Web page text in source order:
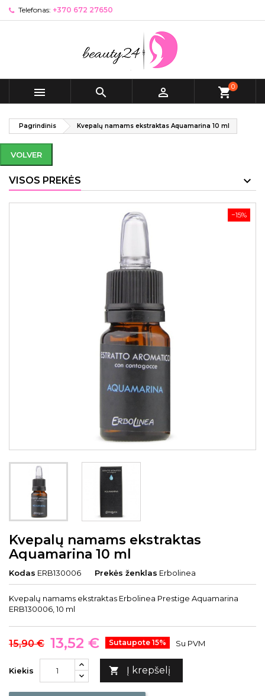
Telefonas: +370 672 27650
   shopping_cart0
Pagrindinis Kvepalų namams ekstraktas Aquamarina 10 ml
VOLVER
VISOS PREKĖS
−15%
Kvepalų namams ekstraktas
Aquamarina 10 ml
Kodas ERB130006 Prekės ženklas Erbolinea
Kvepalų namams ekstraktas Erbolinea Prestige Aquamarina
ERB130006, 10 ml
15,90 € 13,52 € Sutaupote 15% Su PVM
Kiekis  Į krepšelį